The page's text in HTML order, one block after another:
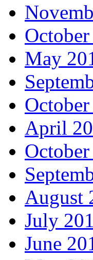
May
April
August
July
June